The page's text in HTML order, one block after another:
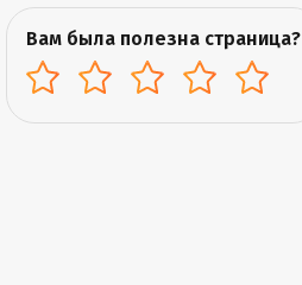
Вам была полезна страница?